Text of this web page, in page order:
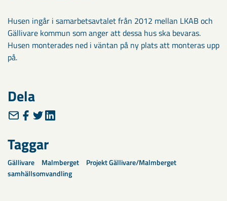
Husen ingår i samarbetsavtalet från 2012 mellan LKAB och
Gällivare kommun som anger att dessa hus ska bevaras.
Husen monterades ned i väntan på ny plats att monteras upp
på.
Dela
Taggar
Gällivare Malmberget
Projekt Gällivare/Malmberget
samhällsomvandling